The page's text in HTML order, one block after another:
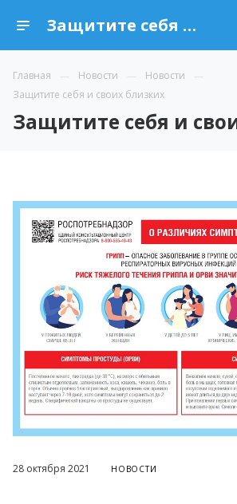
Защитите себя и своих близких
Главная Новости
Новости
Защитите себя и своих близких
Защитите себя и
28 октября 2021 НОВОСТИ